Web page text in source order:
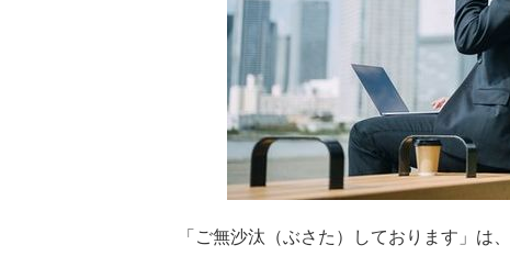
「ご無沙汰（ぶさた）しております」は、